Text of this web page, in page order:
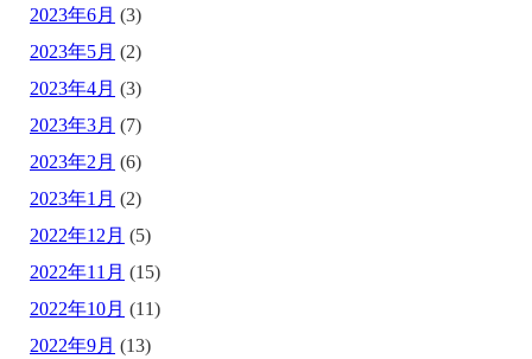
2023年6月 (3)
2023年5月 (2)
2023年4月 (3)
2023年3月 (7)
2023年2月 (6)
2023年1月 (2)
2022年12月 (5)
2022年11月 (15)
2022年10月 (11)
2022年9月 (13)